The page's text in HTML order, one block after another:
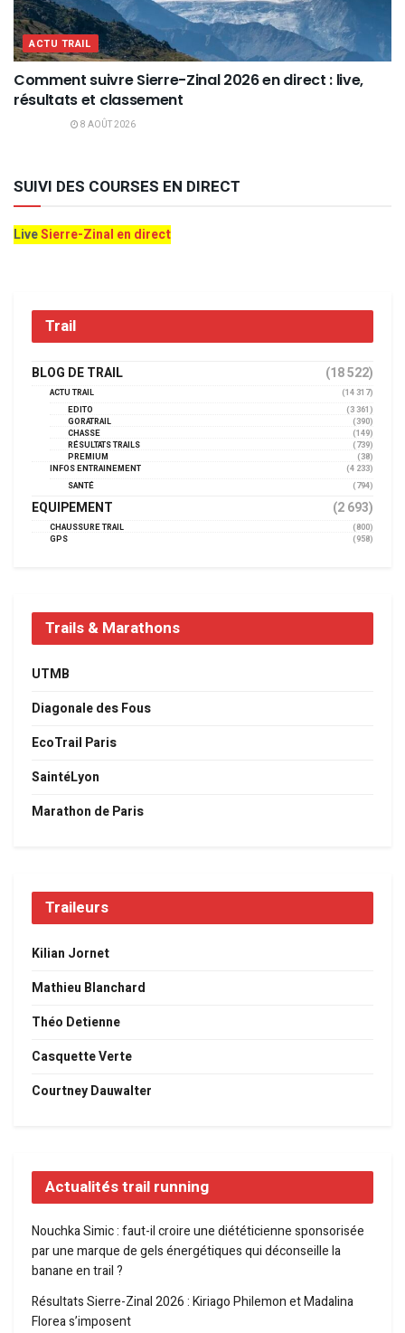
ACTU TRAIL
Comment suivre Sierre-Zinal 2026 en direct : live,
résultats et classement
8 AOÛT 2026
SUIVI DES COURSES EN DIRECT
LiveSierre-Zinal en direct
Trail
BLOG DE TRAIL (18 522)
ACTU TRAIL
(14 317)
EDITO
(3 361)
GORATRAIL
(390)
CHASSE
(149)
RÉSULTATS TRAILS
(739)
PREMIUM
(38)
INFOS ENTRAINEMENT
(4 233)
SANTÉ
(794)
EQUIPEMENT (2 693)
CHAUSSURE TRAIL
(800)
GPS
(958)
Trails & Marathons
UTMB
Diagonale des Fous
EcoTrail Paris
SaintéLyon
Marathon de Paris
Traileurs
Kilian Jornet
Mathieu Blanchard
Théo Detienne
Casquette Verte
Courtney Dauwalter
Actualités trail running
Nouchka Simic : faut-il croire une diététicienne sponsorisée
par une marque de gels énergétiques qui déconseille la
banane en trail ?
Résultats Sierre-Zinal 2026 : Kiriago Philemon et Madalina
Florea s’imposent